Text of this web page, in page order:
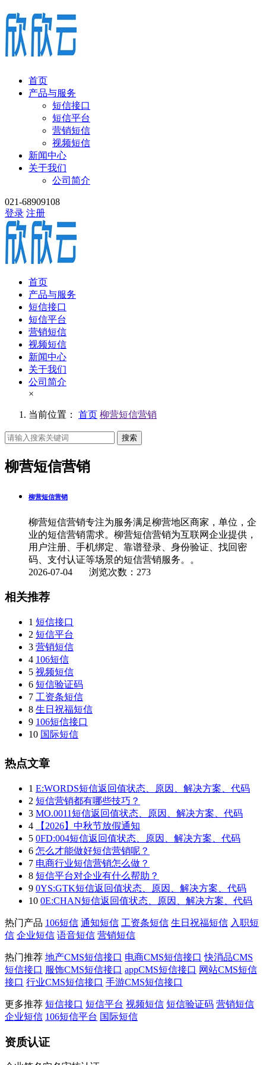
首页
产品与服务
短信接口
短信平台
营销短信
视频短信
新闻中心
关于我们
公司简介
021-68909108
登录 注册
首页
产品与服务
短信接口
短信平台
营销短信
视频短信
新闻中心
关于我们
公司简介
×
当前位置： 首页 柳营短信营销
搜索
柳营短信营销
柳营短信营销
柳营短信营销专注为服务满足柳营地区商家，单位，企
业的短信营销需求。柳营短信营销为互联网企业提供，
用户注册、手机绑定、靠谱登录、身份验证、找回密
码、支付认证等场景的短信营销服务。。
2026-07-04 浏览次数：273
相关推荐
1 短信接口
2 短信平台
3 营销短信
4 106短信
5 视频短信
6 短信验证码
7 工资条短信
8 生日祝福短信
9 106短信接口
10 国际短信
热点文章
1 E:WORDS短信返回值状态、原因、解决方案、代码
2 短信营销都有哪些技巧？
3 MO.0011短信返回值状态、原因、解决方案、代码
4
【2026】中秋节放假通知
5 0FD:004短信返回值状态、原因、解决方案、代码
6 怎么才能做好短信营销呢？
7 电商行业短信营销怎么做？
8 短信平台对企业有什么帮助？
9 0YS:GTK短信返回值状态、原因、解决方案、代码
10 0E:CHAN短信返回值状态、原因、解决方案、代码
热门产品 106短信 通知短信 工资条短信 生日祝福短信 入职短
信 企业短信 语音短信 营销短信
热门推荐 地产CMS短信接口 电商CMS短信接口 快消品CMS
短信接口 服饰CMS短信接口 appCMS短信接口 网站CMS短信
接口 行业CMS短信接口 手游CMS短信接口
更多推荐 短信接口 短信平台 视频短信 短信验证码 营销短信
企业短信 106短信平台 国际短信
资质认证